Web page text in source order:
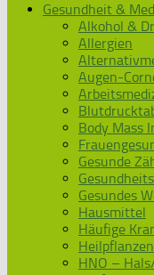
Gesundheit &
Alkohol &
Allergien
Augen-
Body Mass
Gesunde
Gesundes
Hausmittel
Häufige
HNO –